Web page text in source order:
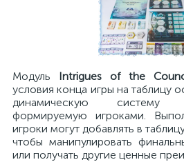
Модуль Intrigues of the
условия конца игры на таблицу
динамическую систему
формируемую игроками.
игроки могут добавлять в
чтобы манипулировать
или получать другие ценные